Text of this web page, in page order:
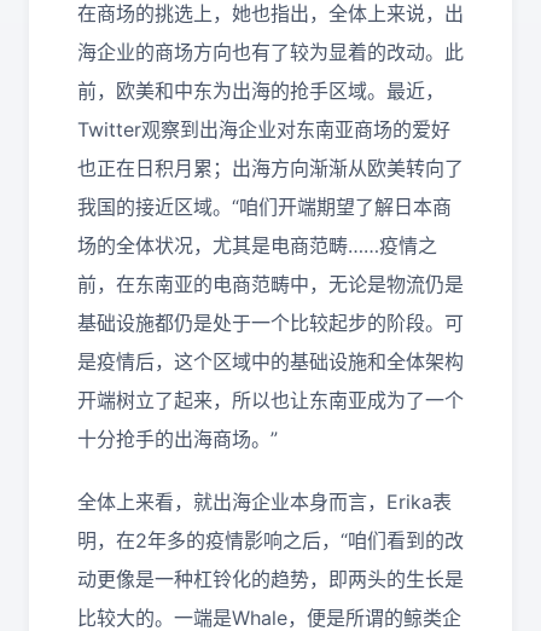
在商场的挑选上，她也指出，全体上来说，出
海企业的商场方向也有了较为显着的改动。此
前，欧美和中东为出海的抢手区域。最近，
Twitter观察到出海企业对东南亚商场的爱好
也正在日积月累；出海方向渐渐从欧美转向了
我国的接近区域。“咱们开端期望了解日本商
场的全体状况，尤其是电商范畴……疫情之
前，在东南亚的电商范畴中，无论是物流仍是
基础设施都仍是处于一个比较起步的阶段。可
是疫情后，这个区域中的基础设施和全体架构
开端树立了起来，所以也让东南亚成为了一个
十分抢手的出海商场。”
全体上来看，就出海企业本身而言，Erika表
明，在2年多的疫情影响之后，“咱们看到的改
动更像是一种杠铃化的趋势，即两头的生长是
比较大的。一端是Whale，便是所谓的鲸类企